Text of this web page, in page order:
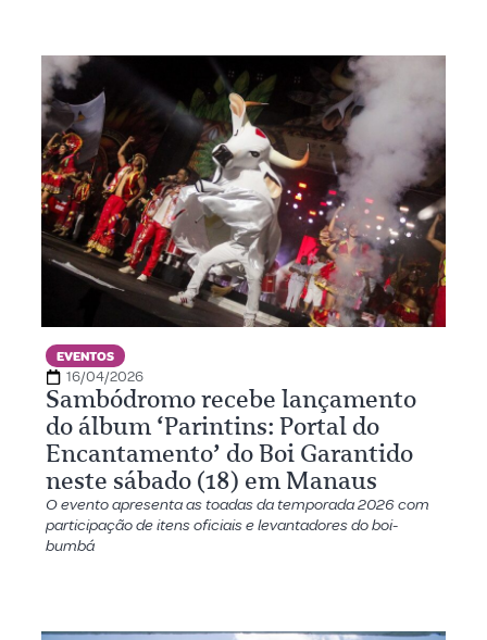
EVENTOS
16/04/2026
Sambódromo recebe lançamento
do álbum ‘Parintins: Portal do
Encantamento’ do Boi Garantido
neste sábado (18) em Manaus
O evento apresenta as toadas da temporada 2026 com
participação de itens oficiais e levantadores do boi-
bumbá